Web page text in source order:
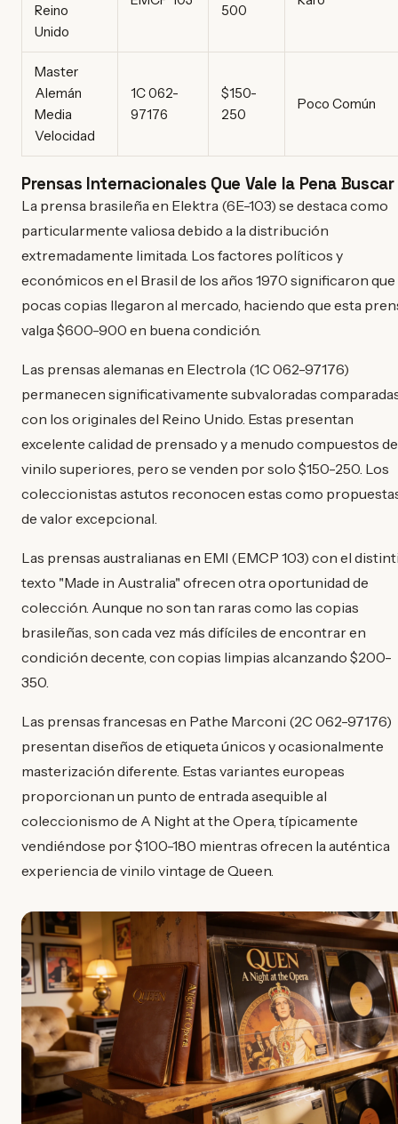
Reino
Unido
500
Master
Alemán
Media
Velocidad
1C 062-
97176
$150-
250
Poco Común
Prensas Internacionales Que Vale la Pena Buscar
La prensa brasileña en Elektra (6E-103) se destaca como
particularmente valiosa debido a la distribución
extremadamente limitada. Los factores políticos y
económicos en el Brasil de los años 1970 significaron que
pocas copias llegaron al mercado, haciendo que esta
valga $600-900 en buena condición.
Las prensas alemanas en Electrola (1C 062-97176)
permanecen significativamente subvaloradas
con los originales del Reino Unido. Estas presentan
excelente calidad de prensado y a menudo compuestos de
vinilo superiores, pero se venden por solo $150-250. Los
coleccionistas astutos reconocen estas como
de valor excepcional.
Las prensas australianas en EMI (EMCP 103) con el
texto "Made in Australia" ofrecen otra oportunidad de
colección. Aunque no son tan raras como las copias
brasileñas, son cada vez más difíciles de encontrar en
condición decente, con copias limpias alcanzando $200-
350.
Las prensas francesas en Pathe Marconi (2C 062-97176)
presentan diseños de etiqueta únicos y ocasionalmente
masterización diferente. Estas variantes europeas
proporcionan un punto de entrada asequible al
coleccionismo de A Night at the Opera, típicamente
vendiéndose por $100-180 mientras ofrecen la auténtica
experiencia de vinilo vintage de Queen.